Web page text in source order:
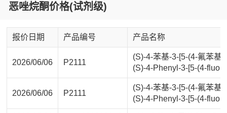
恶唑烷酮价格(试剂级)
报价日期 产品编号 产品名称
2026/06/06 P2111
(S)-4-苯基-3-[5-(4-氟苯基
(S)-4-Phenyl-3-[5-(4-
2026/06/06 P2111
(S)-4-苯基-3-[5-(4-氟苯基
(S)-4-Phenyl-3-[5-(4-